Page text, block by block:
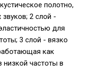
полотно,
2 слой -
для
3 слой - вязко
как
низкой частоты в